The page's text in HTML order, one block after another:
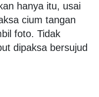
hanya itu, usai
cium tangan
foto. Tidak
dipaksa bersujud